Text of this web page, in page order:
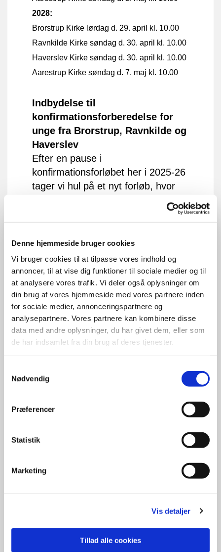
Denne hjemmeside bruger cookies
Vi bruger cookies til at tilpasse vores indhold og
annoncer, til at vise dig funktioner til sociale medier og til
at analysere vores trafik. Vi deler også oplysninger om
din brug af vores hjemmeside med vores partnere inden
for sociale medier, annonceringspartnere og
analysepartnere. Vores partnere kan kombinere disse
data med andre oplysninger, du har givet dem, eller som
de har indsamlet fra din brug af deres tjenester.
Nødvendig
Præferencer
Statistik
Marketing
Vis detaljer
Tillad alle cookies
2028:
Brorstrup Kirke lørdag d. 29. april kl. 10.00
Ravnkilde Kirke søndag d. 30. april kl. 10.00
Haverslev Kirke søndag d. 30. april kl. 10.00
Aarestrup Kirke søndag d. 7. maj kl. 10.00
Indbydelse til
konfirmationsforberedelse for
unge fra Brorstrup, Ravnkilde og
Haverslev
Efter en pause i
konfirmationsforløbet her i 2025-26
tager vi hul på et nyt forløb, hvor
undervisning og konfirmationer nu
mennesker og er spændte på, hvad
et år mere på bagen kan gøre for
konfirmationsundervisningen.
De kommende konfirmander fra
Sortebakkeskolen vil i skoleåret
2026-27 bliver undervist sammen i
Sognets Hus i Haverslev på
tirsdage kl. 14.30 – 16.00 samt på
bliver tirsdag d. 1. september
Man kan allerede nu tilmelde sig
konfirmation elektronisk på
forældremyndighed skal begge
Informationsmøde tirsdag d. 25.
august kl. 17.00